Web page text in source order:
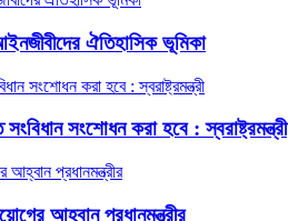
ঐতিহাসিক ভূমিকা
সংশোধন করা হবে : স্বরাষ্ট্রমন্ত্রী
আহ্বান প্রধানমন্ত্রীর